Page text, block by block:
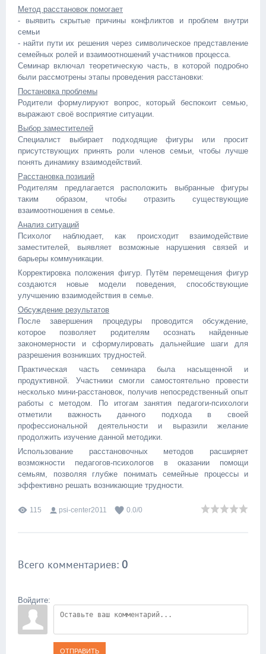
Метод расстановок помогает
- выявить скрытые причины конфликтов и проблем внутри
семьи
- найти пути их решения через символическое представление
семейных ролей и взаимоотношений участников процесса.
Семинар включал теоретическую часть, в которой подробно
были рассмотрены этапы проведения расстановки:
Постановка проблемы
Родители формулируют вопрос, который беспокоит семью,
выражают своё восприятие ситуации.
Выбор заместителей
Специалист выбирает подходящие фигуры или просит
присутствующих принять роли членов семьи, чтобы лучше
понять динамику взаимодействий.
Расстановка позиций
Родителям предлагается расположить выбранные фигуры
таким образом, чтобы отразить существующие
взаимоотношения в семье.
Анализ ситуаций
Психолог наблюдает, как происходит взаимодействие
заместителей, выявляет возможные нарушения связей и
барьеры коммуникации.
Корректировка положения фигур. Путём перемещения фигур
создаются новые модели поведения, способствующие
улучшению взаимодействия в семье.
Обсуждение результатов
После завершения процедуры проводится обсуждение,
которое позволяет родителям осознать найденные
закономерности и сформулировать дальнейшие шаги для
разрешения возникших трудностей.
Практическая часть семинара была насыщенной и
продуктивной. Участники смогли самостоятельно провести
несколько мини-расстановок, получив непосредственный опыт
работы с методом. По итогам занятия педагоги-психологи
отметили важность данного подхода в своей
профессиональной деятельности и выразили желание
продолжить изучение данной методики.
Использование расстановочных методов расширяет
возможности педагогов-психологов в оказании помощи
семьям, позволяя глубже понимать семейные процессы и
эффективно решать возникающие трудности.
115 psi-center2011 0.0/0
Всего комментариев: 0
Войдите:
ОТПРАВИТЬ